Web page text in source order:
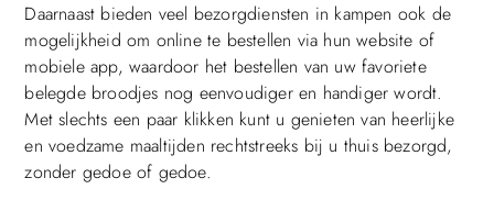
Daarnaast bieden veel bezorgdiensten in kampen ook de
mogelijkheid om online te bestellen via hun website of
mobiele app, waardoor het bestellen van uw favoriete
belegde broodjes nog eenvoudiger en handiger wordt.
Met slechts een paar klikken kunt u genieten van heerlijke
en voedzame maaltijden rechtstreeks bij u thuis bezorgd,
zonder gedoe of gedoe.